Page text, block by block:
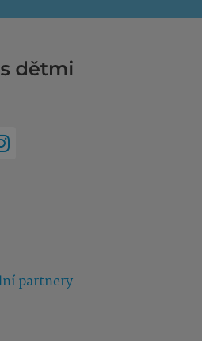
partnery